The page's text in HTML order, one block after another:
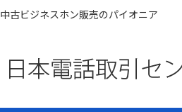
中古ビジネスホン販売のパイオニア